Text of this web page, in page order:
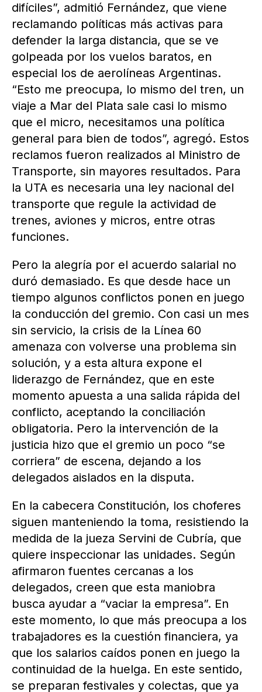
difíciles”, admitió Fernández, que viene
reclamando políticas más activas para
defender la larga distancia, que se ve
golpeada por los vuelos baratos, en
especial los de aerolíneas Argentinas.
“Esto me preocupa, lo mismo del tren, un
viaje a Mar del Plata sale casi lo mismo
que el micro, necesitamos una política
general para bien de todos”, agregó. Estos
reclamos fueron realizados al Ministro de
Transporte, sin mayores resultados. Para
la UTA es necesaria una ley nacional del
transporte que regule la actividad de
trenes, aviones y micros, entre otras
funciones.
Pero la alegría por el acuerdo salarial no
duró demasiado. Es que desde hace un
tiempo algunos conflictos ponen en juego
la conducción del gremio. Con casi un mes
sin servicio, la crisis de la Línea 60
amenaza con volverse una problema sin
solución, y a esta altura expone el
liderazgo de Fernández, que en este
momento apuesta a una salida rápida del
conflicto, aceptando la conciliación
obligatoria. Pero la intervención de la
justicia hizo que el gremio un poco “se
corriera” de escena, dejando a los
delegados aislados en la disputa.
En la cabecera Constitución, los choferes
siguen manteniendo la toma, resistiendo la
medida de la jueza Servini de Cubría, que
quiere inspeccionar las unidades. Según
afirmaron fuentes cercanas a los
delegados, creen que esta maniobra
busca ayudar a “vaciar la empresa”. En
este momento, lo que más preocupa a los
trabajadores es la cuestión financiera, ya
que los salarios caídos ponen en juego la
continuidad de la huelga. En este sentido,
se preparan festivales y colectas, que ya